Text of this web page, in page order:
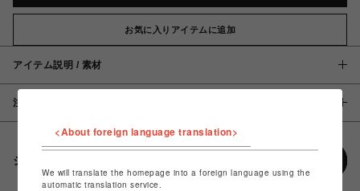
お気に入りアイテムに追加
アイテム説明 / 素材
注意事項
シェアする
<About foreign language translation>
We will translate the homepage into a foreign language using the
automatic translation service.